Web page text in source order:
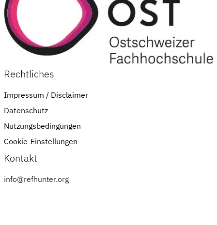
Rechtliches
Impressum / Disclaimer
Datenschutz
Nutzungsbedingungen
Cookie-Einstellungen
Kontakt
info@refhunter.org